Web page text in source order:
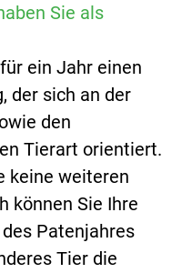
Sie als
ein Jahr einen
der sich an der
den
Tierart orientiert.
keine weiteren
können Sie Ihre
Patenjahres
Tier die